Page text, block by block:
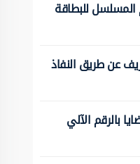
المسلسل للبطاقة
عن طريق النفاذ
بالرقم الآلي